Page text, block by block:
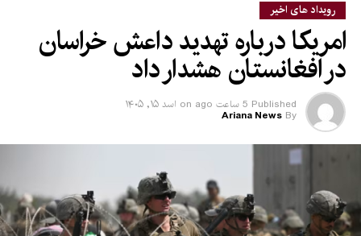
رویداد های اخیر
امریکا درباره تهدید داعش خراسان
در افغانستان هشدار داد
Published 5 ساعت ago on اسد ۱۵, ۱۴۰۵
By
Ariana News